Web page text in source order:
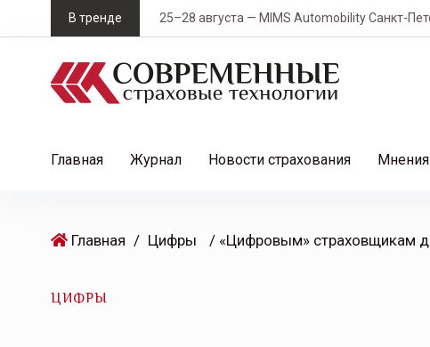
k
В тренде 25–28 августа — MIMS Automobility Санкт-
Главная Журнал Новости страхования Мнения
Главная / Цифры
ЦИФРЫ